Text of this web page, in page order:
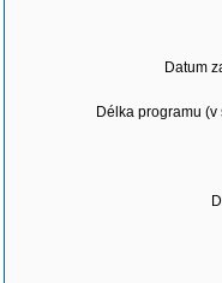
Datum
Délka programu